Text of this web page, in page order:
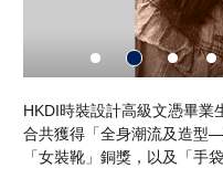
HKDI時裝設計高級文憑畢業
合共獲得「全身潮流及造型
「女裝靴」銅獎，以及「手